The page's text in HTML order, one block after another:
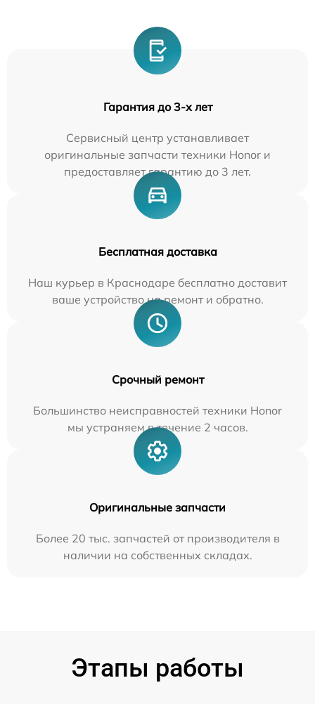
Гарантия до 3-х лет
Сервисный центр устанавливает
оригинальные запчасти техники Honor и
предоставляет гарантию до 3 лет.
Бесплатная доставка
Наш курьер в Краснодаре бесплатно доставит
ваше устройство на ремонт и обратно.
Срочный ремонт
Большинство неисправностей техники Honor
мы устраняем в течение 2 часов.
Оригинальные запчасти
Более 20 тыс. запчастей от производителя в
наличии на собственных складах.
Этапы работы